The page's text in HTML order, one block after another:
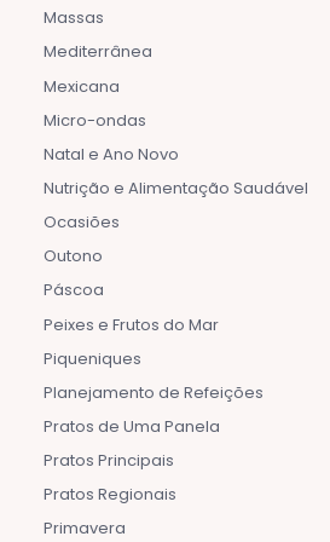
Massas
Mediterrânea
Mexicana
Micro-ondas
Natal e Ano Novo
Nutrição e Alimentação Saudável
Ocasiões
Outono
Páscoa
Peixes e Frutos do Mar
Piqueniques
Planejamento de Refeições
Pratos de Uma Panela
Pratos Principais
Pratos Regionais
Primavera